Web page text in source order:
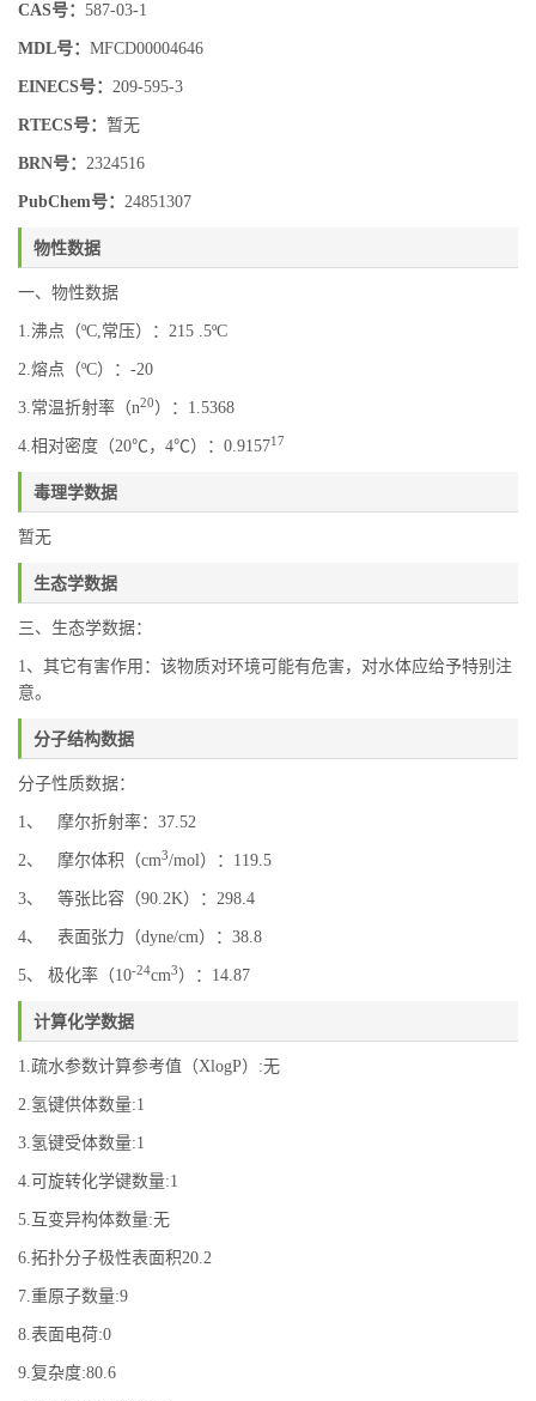
CAS号： 587-03-1
MDL号： MFCD00004646
EINECS号： 209-595-3
RTECS号： 暂无
BRN号： 2324516
PubChem号： 24851307
物性数据
一、物性数据
1.沸点（ºC,常压）：215 .5ºC
2.熔点（ºC）：-20
3.常温折射率（n20）：1.5368
4.相对密度（20℃，4℃）：0.915717
毒理学数据
暂无
生态学数据
三、生态学数据：
1、其它有害作用：该物质对环境可能有危害，对水体应给予特别注
意。
分子结构数据
分子性质数据：
1、 摩尔折射率：37.52
2、 摩尔体积（cm3/mol）：119.5
3、 等张比容（90.2K）：298.4
4、 表面张力（dyne/cm）：38.8
5、 极化率（10-24cm3）：14.87
计算化学数据
1.疏水参数计算参考值（XlogP）:无
2.氢键供体数量:1
3.氢键受体数量:1
4.可旋转化学键数量:1
5.互变异构体数量:无
6.拓扑分子极性表面积20.2
7.重原子数量:9
8.表面电荷:0
9.复杂度:80.6